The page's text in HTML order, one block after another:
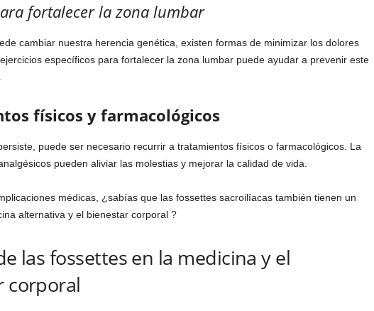
fortalecer la zona lumbar
cambiar nuestra herencia genética, existen formas de minimizar los dolores
específicos para fortalecer la zona lumbar puede ayudar a prevenir este
físicos y farmacológicos
puede ser necesario recurrir a tratamientos físicos o farmacológicos. La
pueden aliviar las molestias y mejorar la calidad de vida.
médicas, ¿sabías que las fossettes sacroilíacas también tienen un
alternativa y el bienestar corporal ?
las fossettes en la medicina y el
corporal